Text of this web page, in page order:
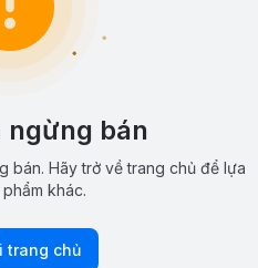
ngừng bán
bán. Hãy trở về trang chủ để lựa
khác.
trang chủ